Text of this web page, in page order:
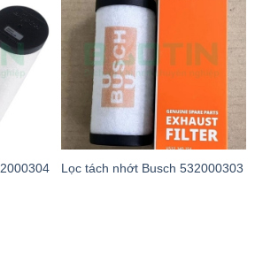
Lọc tách nhớt Busch 532000303